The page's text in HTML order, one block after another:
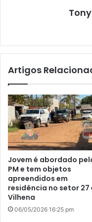
Artigos
Jovem é abordado
PM e tem objetos
apreendidos em
residência no setor 27
Vilhena
06/05/2026 16:25 pm